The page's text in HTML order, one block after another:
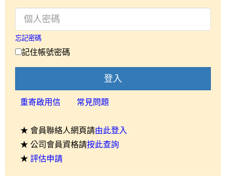
忘記密碼
記住帳號密碼
登入
重寄啟用信 常見問題
★ 會員聯絡人網頁請由此登入
★ 公司會員資格請按此查詢
★ 評估申請